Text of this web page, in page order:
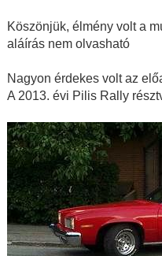
Köszönjük, élmény volt a
aláírás nem olvasható
Nagyon érdekes volt az
A 2013. évi Pilis Rally